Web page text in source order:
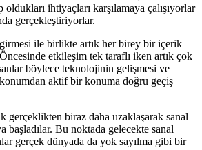
ihtiyaçları karşılamaya çalışıyorlar
gerçekleştiriyorlar.
girmesi ile birlikte artık her birey bir içerik
etkileşim tek taraflı iken artık çok
böylece teknolojinin gelişmesi ve
aktif bir konuma doğru geçiş
gerçeklikten biraz daha uzaklaşarak sanal
başladılar. Bu noktada gelecekte sanal
gerçek dünyada da yok sayılma gibi bir